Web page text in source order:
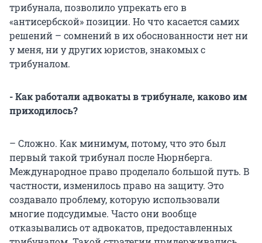
трибунала, позволило упрекать его в
«антисербской» позиции. Но что касается самих
решений – сомнений в их обоснованности нет ни
у меня, ни у других юристов, знакомых с
трибуналом.
- Как работали адвокаты в трибунале, каково им
приходилось?
– Сложно. Как минимум, потому, что это был
первый такой трибунал после Нюрнберга.
Международное право проделало большой путь. В
частности, изменилось право на защиту. Это
создавало проблему, которую использовали
многие подсудимые. Часто они вообще
отказывались от адвокатов, предоставленных